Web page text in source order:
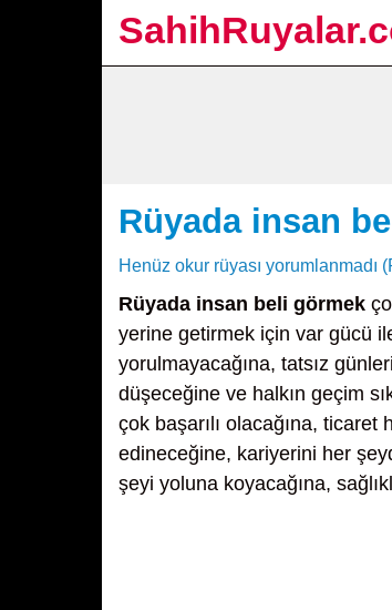
Rüyada insan
Henüz okur rüyası yorumlanmadı
Rüyada insan beli görmek
yerine getirmek için var gücü
yorulmayacağına, tatsız
düşeceğine ve halkın geçim
çok başarılı olacağına,
edineceğine, kariyerini her
şeyi yoluna koyacağına,